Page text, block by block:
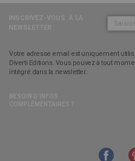
Votre adresse email est uniquement
Diverti Editions. Vous pouvez à tout
intégré dans la newsletter.